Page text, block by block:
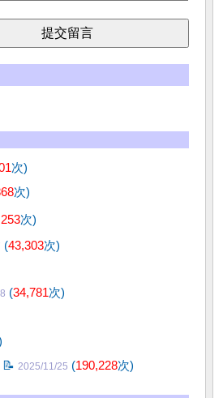
次)
次)
次)
(43,303次)
(34,781次)
📝 2025/11/25 (190,228次)